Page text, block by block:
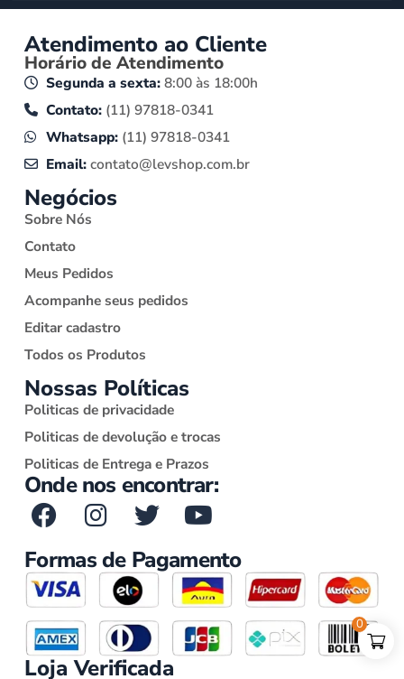
Atendimento ao Cliente
Horário de Atendimento
Segunda a sexta:8:00 às 18:00h
Contato:(11) 97818-0341
Whatsapp:(11) 97818-0341
Email:contato@levshop.com.br
Negócios
Sobre Nós
Contato
Meus Pedidos
Acompanhe seus pedidos
Editar cadastro
Todos os Produtos
Nossas Políticas
Politicas de privacidade
Politicas de devolução e trocas
Politicas de Entrega e Prazos
Onde nos encontrar:
Formas de Pagamento
Loja Verificada
0